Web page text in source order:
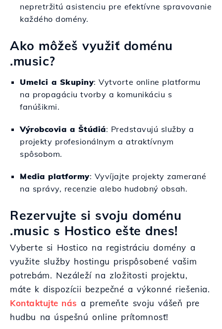
nepretržitú asistenciu pre efektívne spravovanie
každého domény.
Ako môžeš využiť doménu
.music?
Umelci a Skupiny: Vytvorte online platformu
na propagáciu tvorby a komunikáciu s
fanúšikmi.
Výrobcovia a Štúdiá: Predstavujú služby a
projekty profesionálnym a atraktívnym
spôsobom.
Media platformy: Vyvíjajte projekty zamerané
na správy, recenzie alebo hudobný obsah.
Rezervujte si svoju doménu
.music s Hostico ešte dnes!
Vyberte si Hostico na registráciu domény a
využite služby hostingu prispôsobené vašim
potrebám. Nezáleží na zložitosti projektu,
máte k dispozícii bezpečné a výkonné riešenia.
Kontaktujte nás a premeňte svoju vášeň pre
hudbu na úspešnú online prítomnosť!